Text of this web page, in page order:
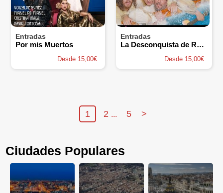
Entradas
Por mis Muertos
Desde 15,00€
Entradas
La Desconquista de Ron LaLá
Desde 15,00€
1 2 ... 5 >
Ciudades Populares